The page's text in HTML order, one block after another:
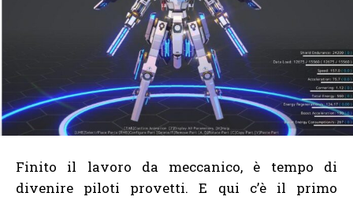
Finito il lavoro da meccanico, è tempo di
divenire piloti provetti. E qui c’è il primo